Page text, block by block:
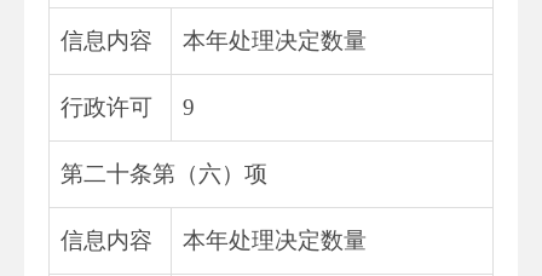
信息内容 本年处理决定数量
行政许可 9
第二十条第（六）项
信息内容 本年处理决定数量